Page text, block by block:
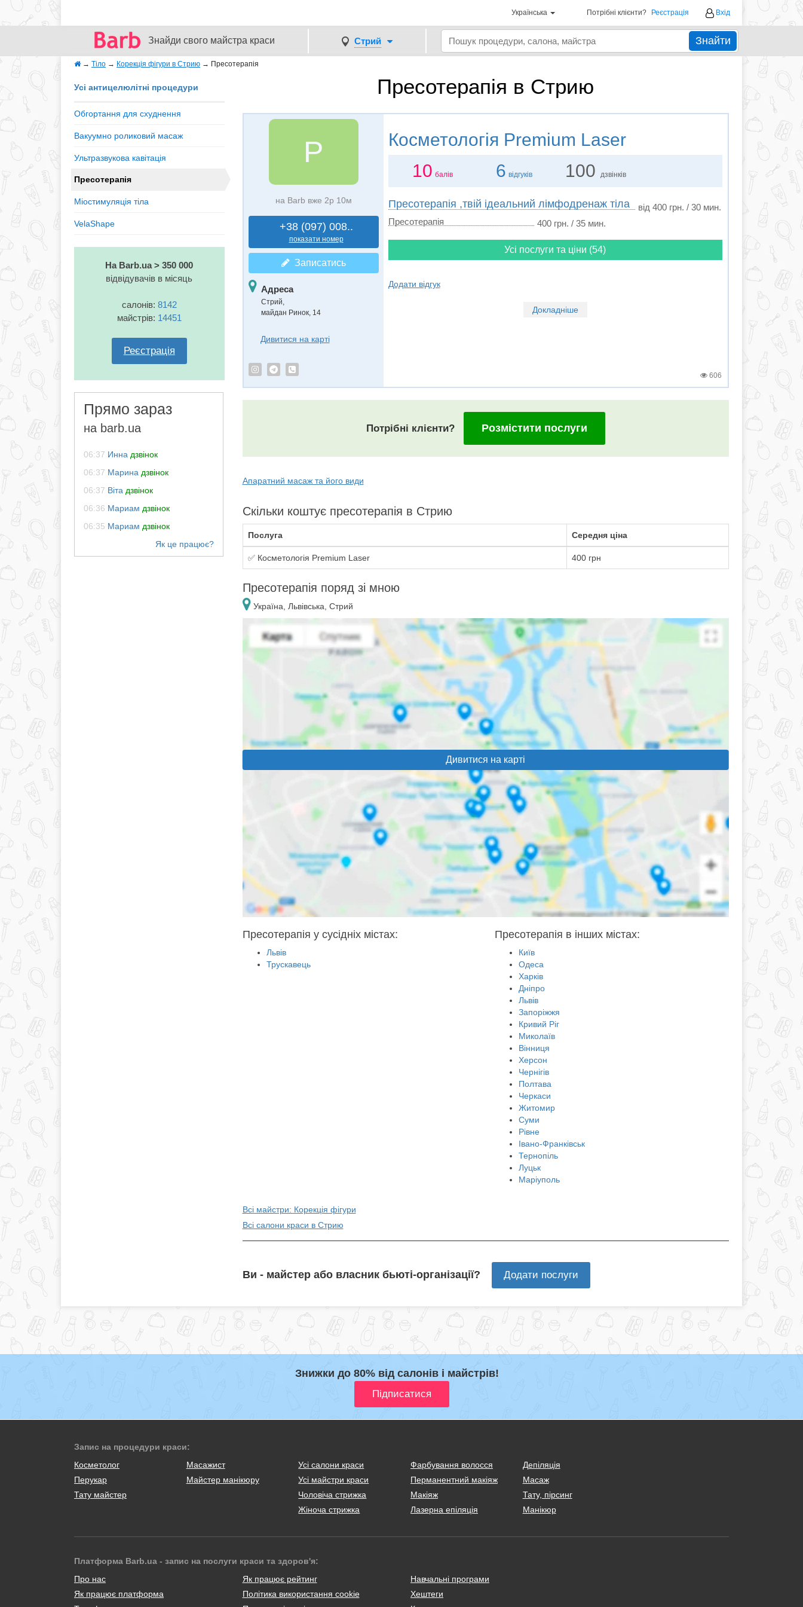
Українська Потрібні клієнти? Реєстрація Вхід
Знайди свого майстра краси Стрий Знайти
→ Тіло → Корекція фігури в Стрию → Пресотерапія
Пресотерапія в Стрию
Усі антицелюлітні процедури
Обгортання для схуднення
Вакуумно роликовий масаж
Ультразвукова кавітація
Пресотерапія
Міостимуляція тіла
VelaShape
На Barb.ua > 350 000
відвідувачів в місяць
салонів: 8142
майстрів: 14451
Реєстрація
Прямо зараз
на barb.ua
06:37 Инна дзвінок
06:37 Марина дзвінок
06:37 Віта дзвінок
06:36 Мариам дзвінок
06:35 Мариам дзвінок
P
на Barb вже 2р 10м
+38 (097) 008..
показати номер
Записатись
Адреса
Стрий,
майдан Ринок, 14
Дивитися на карті
Косметологія Premium Laser
10 балів 6 відгуків 100 дзвінків
Пресотерапія ,твій ідеальний лімфодренаж тіла
від 400 грн. / 30 мин.
Пресотерапія
400 грн. / 35 мин.
Усі послуги та ціни (54)
Додати відгук
Докладніше
606
Потрібні клієнти? Розмістити послуги
Апаратний масаж та його види
Скільки коштує пресотерапія в Стрию
Послуга Середня ціна
✅ Косметологія Premium Laser 400 грн
Пресотерапія поряд зі мною
Україна, Львівська, Стрий
Дивитися на карті
Пресотерапія у сусідніх містах:
Львів
Трускавець
Пресотерапія в інших містах:
Київ
Одеса
Харків
Дніпро
Львів
Запоріжжя
Кривий Ріг
Миколаїв
Вінниця
Херсон
Чернігів
Полтава
Черкаси
Житомир
Суми
Рівне
Івано-Франківськ
Тернопіль
Луцьк
Маріуполь
Всі майстри: Корекція фігури
Всі салони краси в Стрию
Ви - майстер або власник бьюті-організації? Додати послуги
Знижки до 80% від салонів і майстрів!
Запис на процедури краси:
Косметолог
Масажист
Перукар
Майстер манікюру
Тату майстер
Усі салони краси
Усі майстри краси
Чоловіча стрижка
Жіноча стрижка
Фарбування волосся
Перманентний макіяж
Макіяж
Лазерна епіляція
Депіляція
Масаж
Тату, пірсинг
Манікюр
Платформа Barb.ua - запис на послуги краси та здоров'я:
Про нас
Як працює платформа
Як працює рейтинг
Політика використання cookie
Навчальні програми
Хештеги